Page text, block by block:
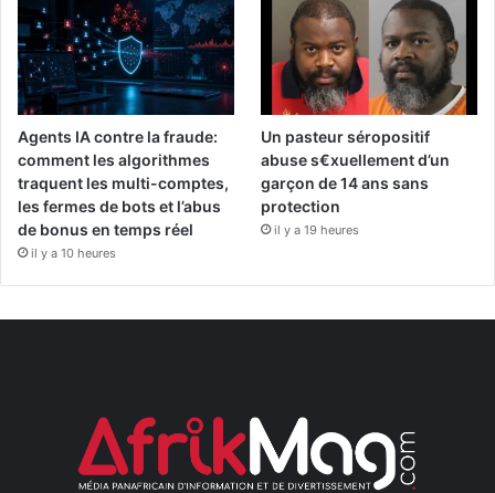
Agents IA contre la fraude:
comment les algorithmes
traquent les multi-comptes,
les fermes de bots et l’abus
de bonus en temps réel
il y a 10 heures
Un pasteur séropositif
abuse s€xuellement d’un
garçon de 14 ans sans
protection
il y a 19 heures